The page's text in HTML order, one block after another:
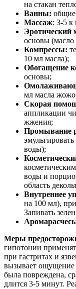
на стакан
Ванны: общие
Массаж: 3-5 к
Эротический
основы
Компрессы:
10 мл масла);
Обогащение
основы;
мл масла
Скорая
аппликации
жжения;
Промывание
воды);
воды и
область
Внутреннее
на 100 мл),
Запивать
Меры
гипотонии
при гастритах и
вызывает ощущение
была повреждена,
длится 3-5 минут.